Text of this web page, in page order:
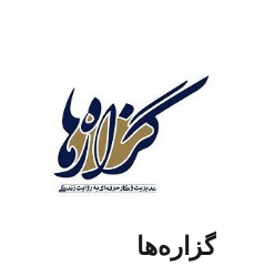
گزاره‌ها